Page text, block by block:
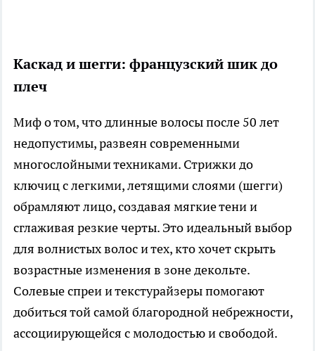
Каскад и шегги: французский шик до
плеч
Миф о том, что длинные волосы после 50 лет
недопустимы, развеян современными
многослойными техниками. Стрижки до
ключиц с легкими, летящими слоями (шегги)
обрамляют лицо, создавая мягкие тени и
сглаживая резкие черты. Это идеальный выбор
для волнистых волос и тех, кто хочет скрыть
возрастные изменения в зоне декольте.
Солевые спреи и текстурайзеры помогают
добиться той самой благородной небрежности,
ассоциирующейся с молодостью и свободой.